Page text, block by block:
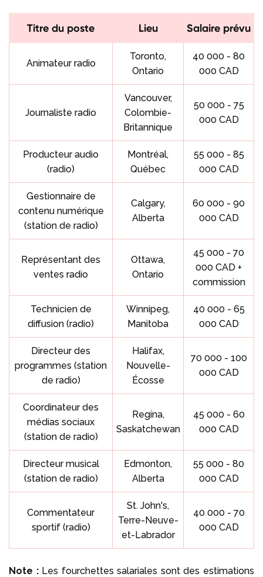
Titre du poste Lieu Salaire prévu
Animateur radio
Toronto,
Ontario
40 000 - 80
000 CAD
Journaliste radio
Vancouver,
Colombie-
Britannique
50 000 - 75
000 CAD
Producteur audio
(radio)
Montréal,
Québec
55 000 - 85
000 CAD
Gestionnaire de
contenu numérique
(station de radio)
Calgary,
Alberta
60 000 - 90
000 CAD
Représentant des
ventes radio
Ottawa,
Ontario
45 000 - 70
000 CAD +
commission
Technicien de
diffusion (radio)
Winnipeg,
Manitoba
40 000 - 65
000 CAD
Directeur des
programmes (station
de radio)
Halifax,
Nouvelle-
Écosse
70 000 - 100
000 CAD
Coordinateur des
médias sociaux
(station de radio)
Regina,
Saskatchewan
45 000 - 60
000 CAD
Directeur musical
(station de radio)
Edmonton,
Alberta
55 000 - 80
000 CAD
Commentateur
sportif (radio)
St. John's,
Terre-Neuve-
et-Labrador
40 000 - 70
000 CAD
Note :Les fourchettes salariales sont des estimations